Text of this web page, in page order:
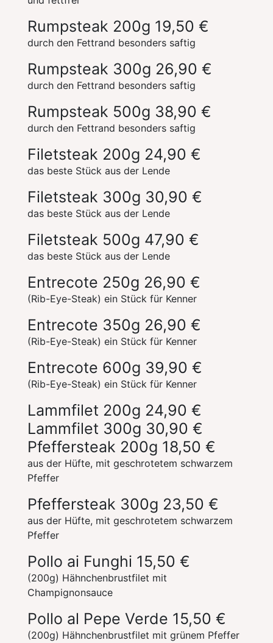
Rumpsteak 200g 19,50 €
durch den Fettrand besonders saftig
Rumpsteak 300g 26,90 €
durch den Fettrand besonders saftig
Rumpsteak 500g 38,90 €
durch den Fettrand besonders saftig
Filetsteak 200g 24,90 €
das beste Stück aus der Lende
Filetsteak 300g 30,90 €
das beste Stück aus der Lende
Filetsteak 500g 47,90 €
das beste Stück aus der Lende
Entrecote 250g 26,90 €
(Rib-Eye-Steak) ein Stück für Kenner
Entrecote 350g 26,90 €
(Rib-Eye-Steak) ein Stück für Kenner
Entrecote 600g 39,90 €
(Rib-Eye-Steak) ein Stück für Kenner
Lammfilet 200g 24,90 €
Lammfilet 300g 30,90 €
Pfeffersteak 200g 18,50 €
aus der Hüfte, mit geschrotetem schwarzem
Pfeffer
Pfeffersteak 300g 23,50 €
aus der Hüfte, mit geschrotetem schwarzem
Pfeffer
Pollo ai Funghi 15,50 €
(200g) Hähnchenbrustfilet mit
Champignonsauce
Pollo al Pepe Verde 15,50 €
(200g) Hähnchenbrustfilet mit grünem Pfeffer